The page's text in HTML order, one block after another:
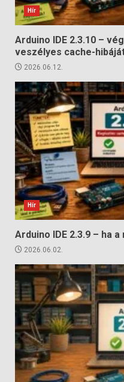
Hír
Arduino IDE 2.3.10 –
veszélyes cache-
2026.06.12.
Hír
Arduino IDE 2.3.9 – ha
2026.06.02.